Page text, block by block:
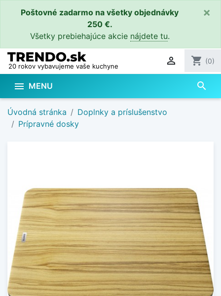
Poštovné zadarmo na všetky objednávky
250 €.
Všetky prebiehajúce akcie nájdete tu.
×
20 rokov vybavujeme vaše kuchyne  shopping_cart (0)
 MENU search
Úvodná stránka
Doplnky a príslušenstvo
Prípravné dosky